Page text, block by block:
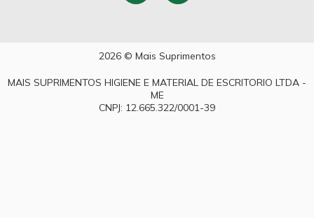
2026 © Mais Suprimentos
MAIS SUPRIMENTOS HIGIENE E MATERIAL DE ESCRITORIO LTDA -
ME
CNPJ: 12.665.322/0001-39